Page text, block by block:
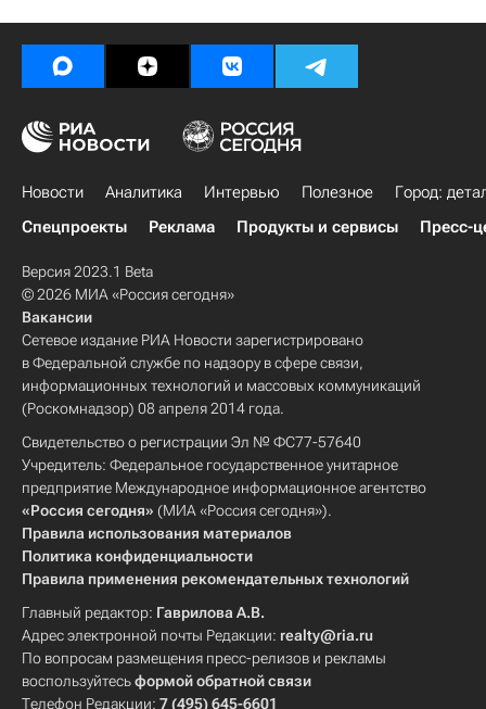
Новости Аналитика Интервью Полезное
Город:
Спецпроекты
Реклама Продукты и сервисы Пресс-
Версия 2023.1 Beta
© 2026 МИА «Россия сегодня»
Вакансии
Сетевое издание РИА Новости зарегистрировано
в Федеральной службе по надзору в сфере связи,
информационных технологий и массовых коммуникаций
(Роскомнадзор) 08 апреля 2014 года.
Свидетельство о регистрации Эл № ФС77-57640
Учредитель: Федеральное государственное унитарное
предприятие Международное информационное агентство
«Россия сегодня» (МИА «Россия сегодня»).
Правила использования материалов
Политика конфиденциальности
Правила применения рекомендательных технологий
Главный редактор: Гаврилова А.В.
Адрес электронной почты Редакции: realty@ria.ru
По вопросам размещения пресс-релизов и рекламы
воспользуйтесьформой обратной связи
Телефон Редакции: 7 (495) 645-6601